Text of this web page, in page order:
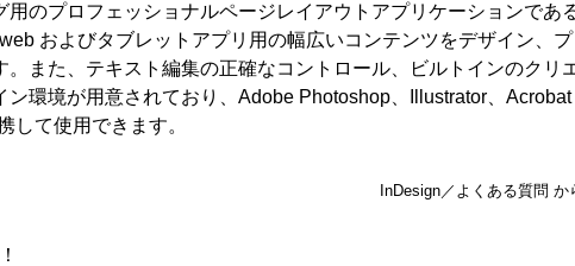
用のプロフェッショナルページレイアウトアプリケーションであ
およびタブレットアプリ用の幅広いコンテンツをデザイン、
。また、テキスト編集の正確なコントロール、ビルトインのクリ
ン環境が用意されており、Adobe Photoshop、Illustrator、Acrobat
して使用できます。
InDesign／よくある質問 か